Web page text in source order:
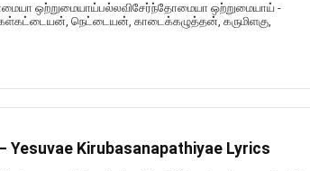
ஒற்றுமையாய்பல்லவிசேர்ந்தோமையா ஒற்றுமையாய் -
நெட்டையன், காடைக்கழுத்தன், கருமிளகு,
Yesuvae Kirubasanapathiyae Lyrics